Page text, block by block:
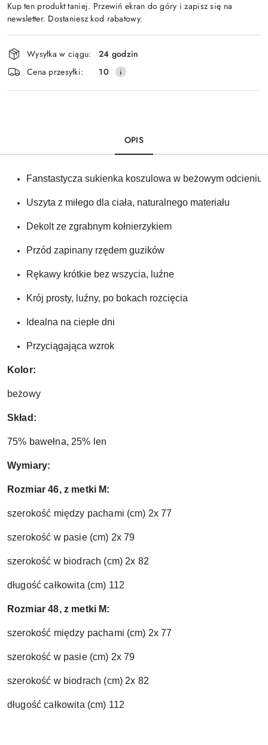
Kup ten produkt taniej. Przewiń ekran do góry i zapisz się na
newsletter. Dostaniesz kod rabatowy.
Dostępność
i
dostawa
Wysyłka w ciągu:
24 godzin
Cena przesyłki:
10
OPIS
Fanstastycza sukienka koszulowa w beżowym odcieniu
Uszyta z miłego dla ciała, naturalnego materiału
Dekolt ze zgrabnym kołnierzykiem
Przód zapinany rzędem guzików
Rękawy krótkie bez wszycia, luźne
Krój prosty, luźny, po bokach rozcięcia
Idealna na ciepłe dni
Przyciągająca wzrok
Kolor:
beżowy
Skład:
75% bawełna, 25% len
Wymiary:
Rozmiar 46, z metki M:
szerokość między pachami (cm) 2x 77
szerokość w pasie (cm) 2x 79
szerokość w biodrach (cm) 2x 82
długość całkowita (cm) 112
Rozmiar 48, z metki M:
szerokość między pachami (cm) 2x 77
szerokość w pasie (cm) 2x 79
szerokość w biodrach (cm) 2x 82
długość całkowita (cm) 112